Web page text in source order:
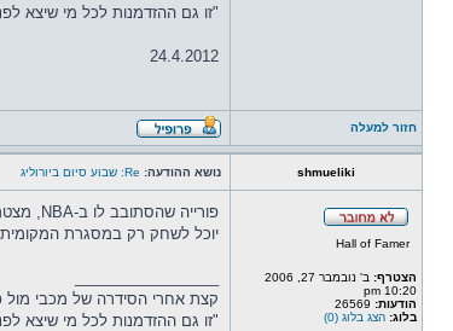
"זו גם ההזדמנות לכל מי שיצא לפני הסיום של משחק 4
24.4.2012
חזור למעלה
shmueliki נושא ההודעה: Re: שבוע סיום ביורוליג
Hall of Famer
הצטרף:
ב' נובמבר 27, 2006
10:20 pm
הודעות:
בלוג: הצג בלוג (0)
פורייה שהסתובב לו ב-NBA, מצטרף כעת לריאל, וחותם עד 2024.
יוכל לשחק רק במסגרת המקומית
קצת אחרי הסידרה של מכבי מול
"זו גם ההזדמנות לכל מי שיצא לפני הסיום של משחק 4